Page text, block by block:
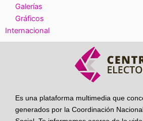
Galerías
Gráficos
Internacional
Es una plataforma multimedia que
generados por la Coordinación